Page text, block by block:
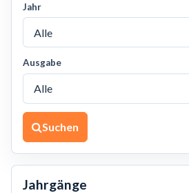
Jahr
Ausgabe
Suchen
Jahrgänge